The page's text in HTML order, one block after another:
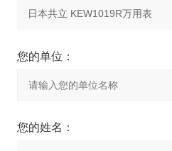
您的单位：
您的姓名：